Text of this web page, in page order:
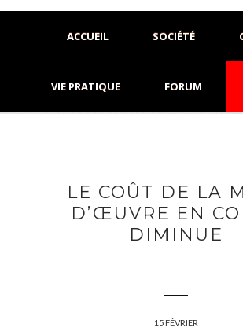
ACCUEIL SOCIÉTÉ
VIE PRATIQUE FORUM
LE COÛT DE LA
D’ŒUVRE EN
DIMINUE
15 FÉVRIER